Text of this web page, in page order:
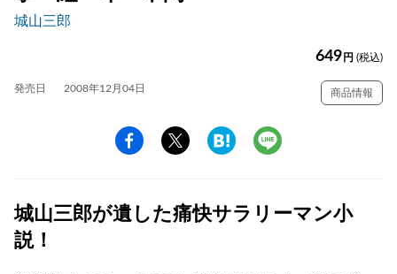
城山三郎
649 円 (税込)
発売日 2008年12月04日 商品情報
城山三郎が遺した痛快サラリーマン小
説！